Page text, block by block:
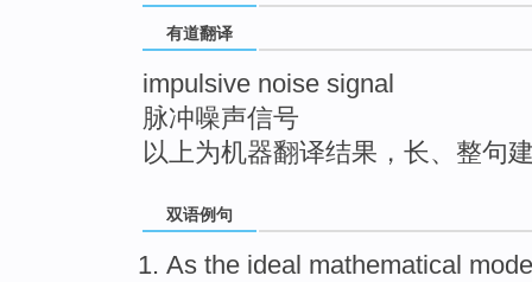
有道翻译
impulsive noise signal
脉冲噪声信号
以上为机器翻译结果，长、整句
双语例句
As the ideal mathematical